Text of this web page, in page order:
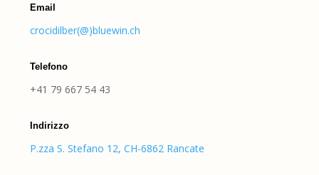
Email
crocidilber(@)bluewin.ch
Telefono
+41 79 667 54 43
Indirizzo
P.zza S. Stefano 12, CH-6862 Rancate